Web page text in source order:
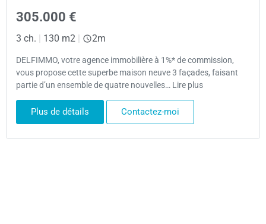
305.000 €
3 ch. | 130 m2 | 2m
DELFIMMO, votre agence immobilière à 1%* de commission,
vous propose cette superbe maison neuve 3 façades, faisant
partie d’un ensemble de quatre nouvelles… Lire plus
Plus de détails Contactez-moi